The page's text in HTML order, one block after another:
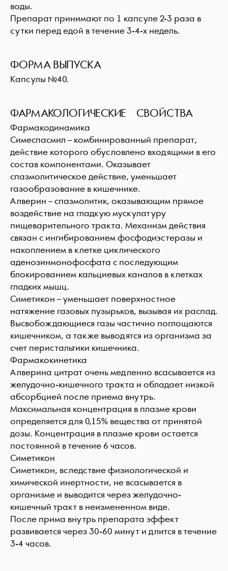
воды.
Препарат принимают по 1 капсуле 2-3 раза в
сутки перед едой в течение 3-4-х недель.
ФОРМА ВЫПУСКА
Капсулы №40.
ФАРМАКОЛОГИЧЕСКИЕ СВОЙСТВА
Фармакодинамика
Симеспасмил – комбинированный препарат,
действие которого обусловлено входящими в его
состав компонентами. Оказывает
спазмолитическое действие, уменьшает
газообразование в кишечнике.
Алверин – спазмолитик, оказывающим прямое
воздействие на гладкую мускулатуру
пищеварительного тракта. Механизм действия
связан с ингибированием фосфодиэстеразы и
накоплением в клетке циклического
аденозинмонофосфата с последующим
блокированием кальциевых каналов в клетках
гладких мышц.
Симетикон – уменьшает поверхностное
натяжение газовых пузырьков, вызывая их распад.
Высвобождающиеся газы частично поглощаются
кишечником, а также выводятся из организма за
счет перистальтики кишечника.
Фармакокинетика
Алверина цитрат очень медленно всасывается из
желудочно-кишечного тракта и обладает низкой
абсорбцией после приема внутрь.
Максимальная концентрация в плазме крови
определяется для 0,15% вещества от принятой
дозы. Концентрация в плазме крови остается
постоянной в течение 6 часов.
Симетикон
Симетикон, вследствие физиологической и
химической инертности, не всасывается в
организме и выводится через желудочно-
кишечный тракт в неизмененном виде.
После прима внутрь препарата эффект
развивается через 30-60 минут и длится в течение
3-4 часов.